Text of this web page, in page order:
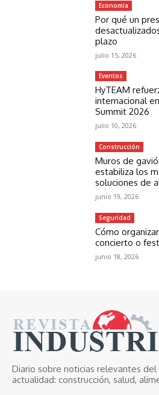
Economía
Por qué un
plazo
julio 15, 2026
Eventos
HyTEAM
internacional
Summit 2026
julio 10, 2026
Construcción
Muros de
estabiliza los
soluciones de
junio 19, 2026
Seguridad
Cómo
concierto o
junio 18, 2026
Diario sobre noticias relevantes
actualidad: construcción, salud,